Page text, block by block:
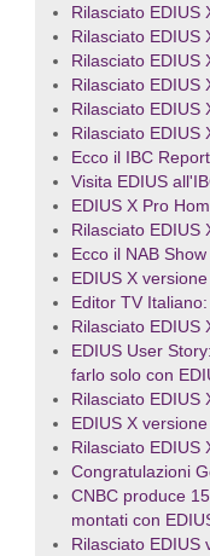
Rilasciato EDIUS
Rilasciato EDIUS
Rilasciato EDIUS
Rilasciato EDIUS
Rilasciato EDIUS
Rilasciato EDIUS
Ecco il IBC
Visita EDIUS
EDIUS X Pro
Rilasciato EDIUS
Ecco il NAB
EDIUS X
Editor TV
Rilasciato EDIUS
EDIUS User
farlo solo con
Rilasciato EDIUS
EDIUS X
Rilasciato EDIUS
Congratulazioni
CNBC produce
montati con
Rilasciato EDIUS